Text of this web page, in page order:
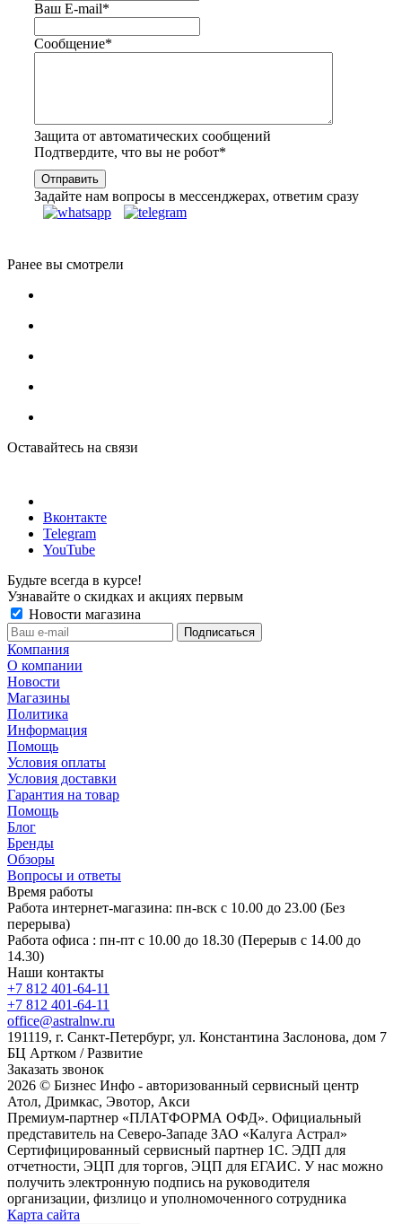
Ваш E-mail*
Сообщение*
Защита от автоматических сообщений
Подтвердите, что вы не робот*
Задайте нам вопросы в мессенджерах, ответим сразу
Ранее вы смотрели
Оставайтесь на связи
Вконтакте
Telegram
YouTube
Будьте всегда в курсе!
Узнавайте о скидках и акциях первым
Новости магазина
Компания
О компании
Новости
Магазины
Политика
Информация
Помощь
Условия оплаты
Условия доставки
Гарантия на товар
Помощь
Блог
Бренды
Обзоры
Вопросы и ответы
Время работы
Работа интернет-магазина: пн-вск с 10.00 до 23.00 (Без
перерыва)
Работа офиса : пн-пт с 10.00 до 18.30 (Перерыв с 14.00 до
14.30)
Наши контакты
+7 812 401-64-11
+7 812 401-64-11
office@astralnw.ru
191119, г. Санкт-Петербург, ул. Константина Заслонова, дом 7
БЦ Артком / Развитие
Заказать звонок
2026 © Бизнес Инфо - авторизованный сервисный центр
Атол, Дримкас, Эвотор, Акси
Премиум-партнер «ПЛАТФОРМА ОФД». Официальный
представитель на Северо-Западе ЗАО «Калуга Астрал»
Сертифицированный сервисный партнер 1C. ЭДП для
отчетности, ЭЦП для торгов, ЭЦП для ЕГАИС. У нас можно
получить электронную подпись на руководителя
организации, физлицо и уполномоченного сотрудника
Карта сайта